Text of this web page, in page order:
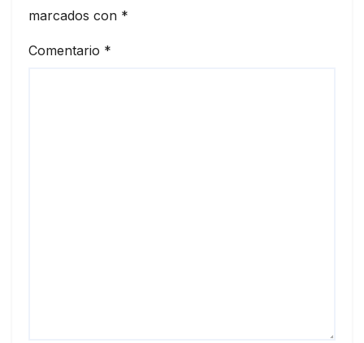
marcados con *
Comentario *